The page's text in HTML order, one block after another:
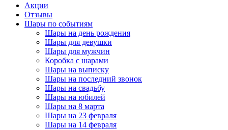
Акции
Отзывы
Шары по событиям
Шары на день рождения
Шары для девушки
Шары для мужчин
Коробка с шарами
Шары на выписку
Шары на последний звонок
Шары на свадьбу
Шары на юбилей
Шары на 8 марта
Шары на 23 февраля
Шары на 14 февраля